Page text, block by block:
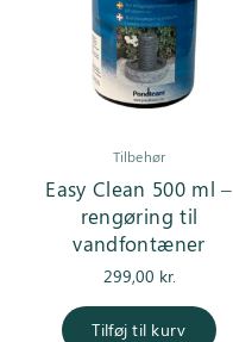
Tilbehør
Easy Clean 500 ml –
rengøring til
vandfontæner
299,00 kr.
Tilføj til kurv
Inspiration